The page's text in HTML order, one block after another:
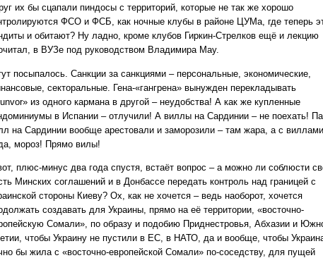
их бы сцапали пиндосы с территорий, которые не так же хорошо
ФСО и ФСБ, как ночные клубы в районе ЦУМа, где теперь
и обитают? Ну ладно, кроме клубов Гиркин-Стрелков ещё и лекцию
в ВУЗе под руководством Владимира Мау.
посыпалось. Санкции за санкциями – персональные, экономические,
секторальные. Гена-«гангрена» вынужден перекладывать
из одного кармана в другой – неудобства! А как же купленные
в Испании – отлучили! А виллы на Сардинии – не поехать!
на Сардинии вообще арестовали и заморозили – там жара, а с
мороз! Прямо вилы!
плюс-минус два года спустя, встаёт вопрос – а можно ли соблюсти
Минских соглашений и в Донбассе передать контроль над границей с
стороны Киеву? Ох, как не хочется – ведь наоборот, хочется
создавать для Украины, прямо на её территории, «восточно-
Сомали», по образу и подобию Приднестровья, Абхазии и
чтобы Украину не пустили в ЕС, в НАТО, да и вообще, чтобы
бы жила с «восточно-европейской Сомали» по-соседству, для пущей